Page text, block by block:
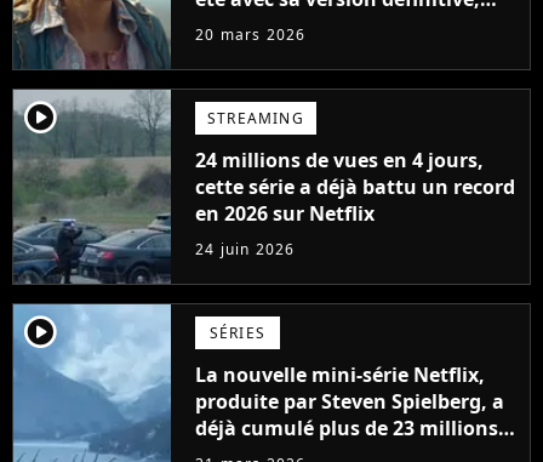
une décision historique
20 mars 2026
player2 STREAMING
24 millions de vues en 4 jours,
cette série a déjà battu un record
en 2026 sur Netflix
24 juin 2026
player2 SÉRIES
La nouvelle mini-série Netflix,
produite par Steven Spielberg, a
déjà cumulé plus de 23 millions
de vues